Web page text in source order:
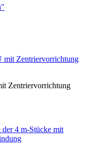
Zentriervorrichtung